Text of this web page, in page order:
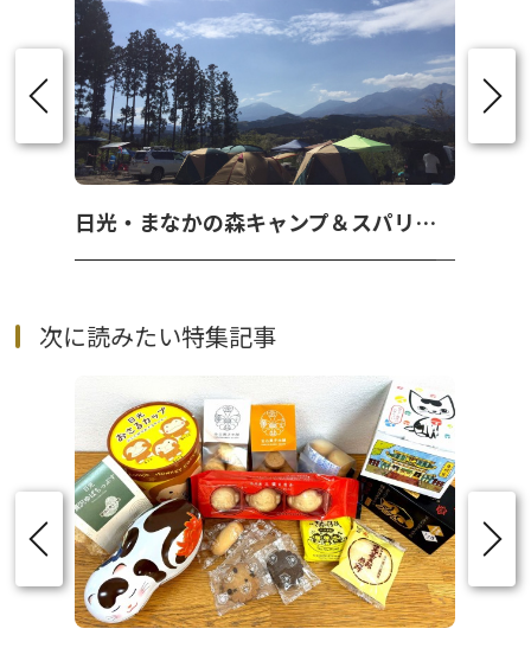
日光・まなかの森キャンプ＆スパリゾート
次に読みたい特集記事